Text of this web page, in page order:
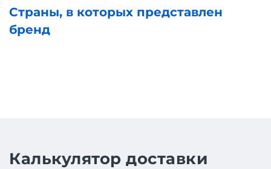
Страны, в которых представлен
бренд
Калькулятор доставки